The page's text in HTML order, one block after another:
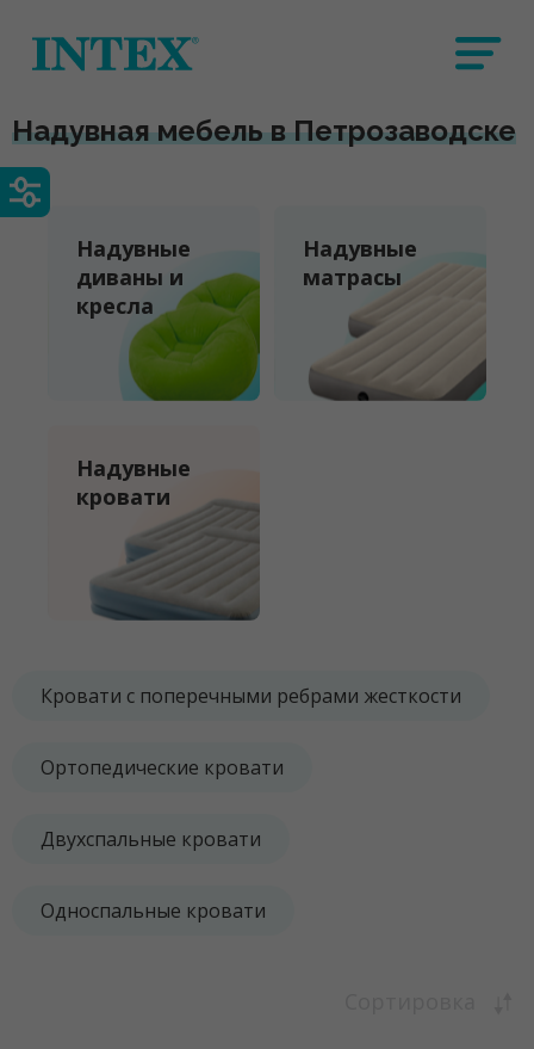
Надувная мебель в Петрозаводске
Надувные
диваны и
кресла
Надувные
матрасы
Надувные
кровати
Кровати с поперечными ребрами жесткости
Ортопедические кровати
Двухспальные кровати
Односпальные кровати